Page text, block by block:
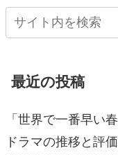
最近の投稿
「世界で一番早い
ドラマの推移と評